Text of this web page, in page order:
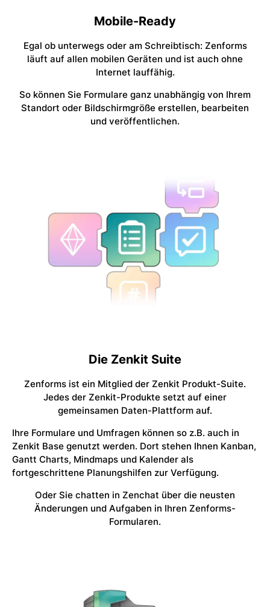
Mobile-Ready
Egal ob unterwegs oder am Schreibtisch: Zenforms
läuft auf allen mobilen Geräten und ist auch ohne
Internet lauffähig.
So können Sie Formulare ganz unabhängig von Ihrem
Standort oder Bildschirmgröße erstellen, bearbeiten
und veröffentlichen.
Die Zenkit Suite
Zenforms ist ein Mitglied der Zenkit Produkt-Suite.
Jedes der Zenkit-Produkte setzt auf einer
gemeinsamen Daten-Plattform auf.
Ihre Formulare und Umfragen können so z.B. auch in
Zenkit Base genutzt werden. Dort stehen Ihnen Kanban,
Gantt Charts, Mindmaps und Kalender als
fortgeschrittene Planungshilfen zur Verfügung.
Oder Sie chatten in Zenchat über die neusten
Änderungen und Aufgaben in Ihren Zenforms-
Formularen.